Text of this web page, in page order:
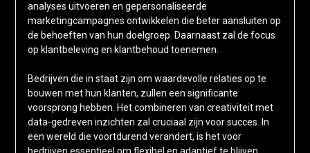
analyses uitvoeren en gepersonaliseerde
marketingcampagnes ontwikkelen die beter aansluiten op
de behoeften van hun doelgroep. Daarnaast zal de focus
op klantbeleving en klantbehoud toenemen.
Bedrijven die in staat zijn om waardevolle relaties op te
bouwen met hun klanten, zullen een significante
voorsprong hebben. Het combineren van creativiteit met
data-gedreven inzichten zal cruciaal zijn voor succes. In
een wereld die voortdurend verandert, is het voor